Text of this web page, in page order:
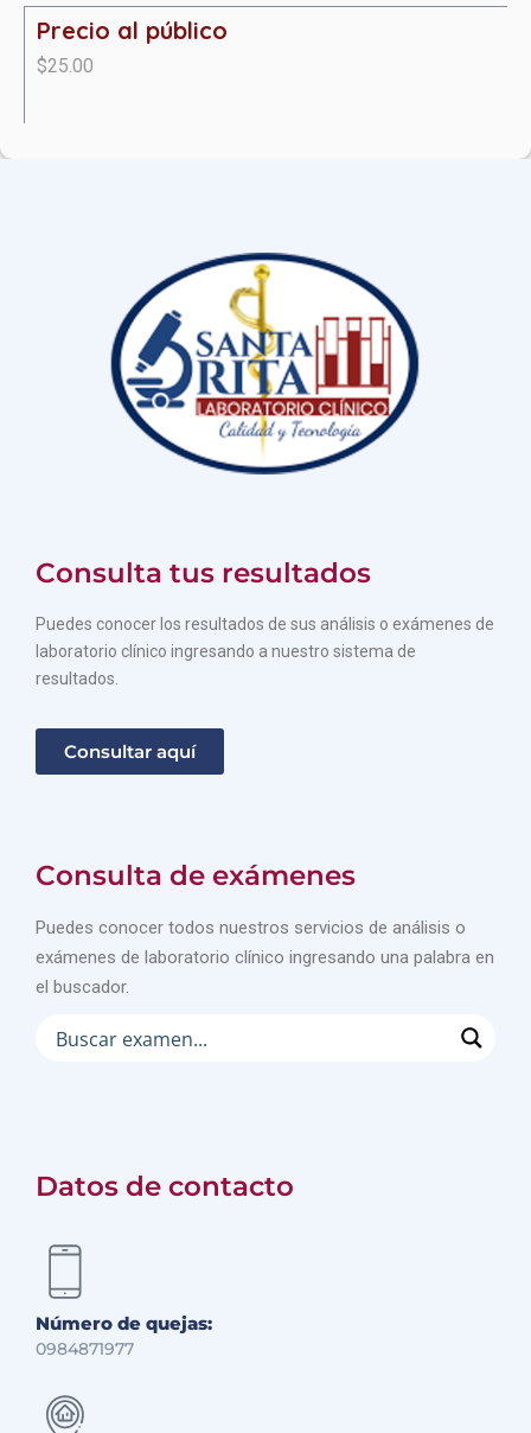
Precio al público
$25.00
Consulta tus resultados
Puedes conocer los resultados de sus análisis o exámenes de
laboratorio clínico ingresando a nuestro sistema de
resultados.
Consultar aquí
Consulta de exámenes
Puedes conocer todos nuestros servicios de análisis o
exámenes de laboratorio clínico ingresando una palabra en
el buscador.
Datos de contacto
Número de quejas:
0984871977